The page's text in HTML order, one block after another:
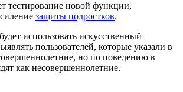
тестирование новой функции,
защиты подростков.
использовать искусственный
пользователей, которые указали в
но по поведению в
как несовершеннолетние.